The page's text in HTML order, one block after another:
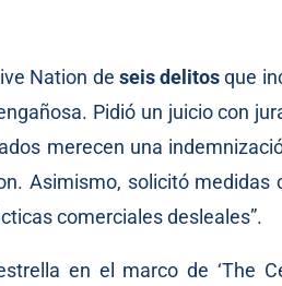
Nation de seis delitosque
Pidió un juicio con
merecen una
Asimismo, solicitó medidas
comerciales desleales”.
en el marco de ‘The